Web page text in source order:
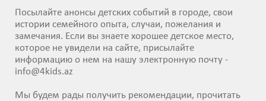
Посылайте анонсы детских событий в городе, свои
истории семейного опыта, случаи, пожелания и
замечания. Если вы знаете хорошее детское место,
которое не увидели на сайте, присылайте
информацию о нем на нашу электронную почту -
info@4kids.az
Мы будем рады получить рекомендации, прочитать